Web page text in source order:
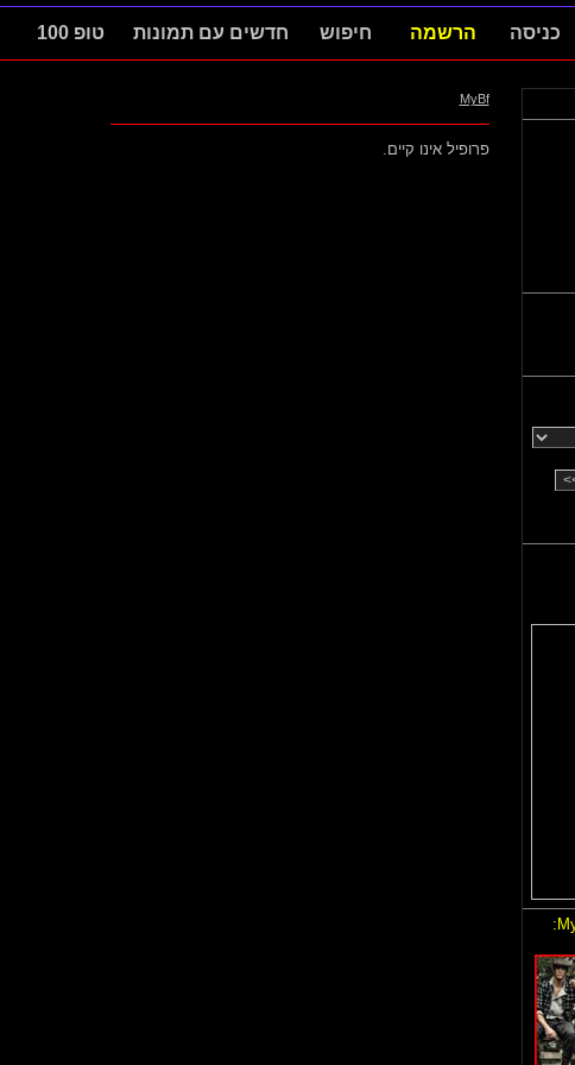
כניסה הרשמה חיפוש חדשים עם תמונות טופ 100
MyBf
פרופיל אינו קיים.